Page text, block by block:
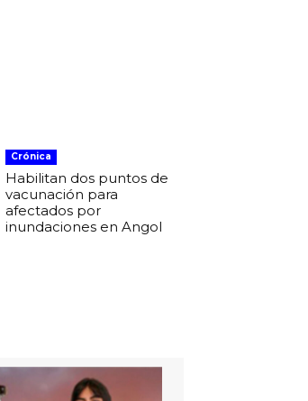
Crónica
Habilitan dos puntos de
vacunación para
afectados por
inundaciones en Angol